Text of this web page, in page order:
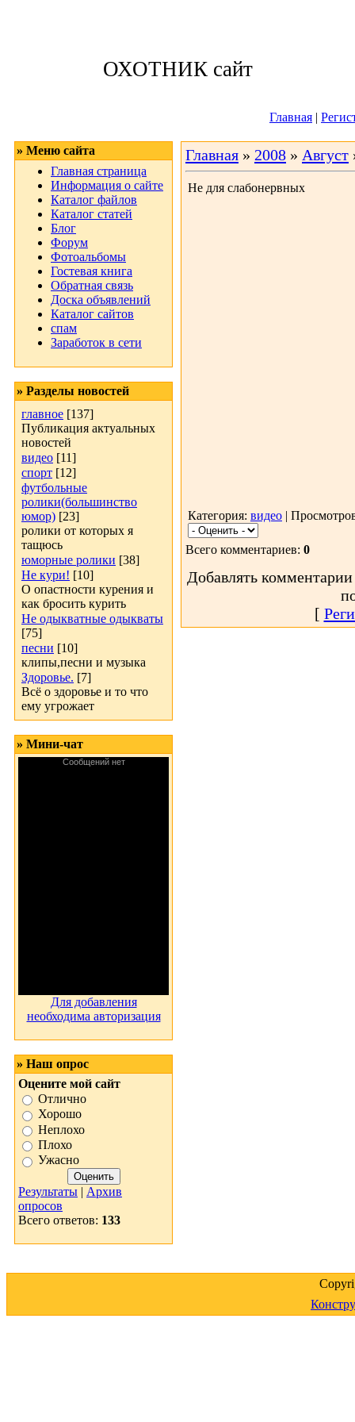
ОХОТНИК сайт
Главная |
» Меню сайта
Главная страница
Информация о сайте
Каталог файлов
Каталог статей
Блог
Форум
Фотоальбомы
Гостевая книга
Обратная связь
Доска объявлений
Каталог сайтов
спам
Заработок в сети
» Разделы новостей
главное [137]
Публикация актуальных
новостей
видео [11]
спорт [12]
футбольные
ролики(большинство
юмор) [23]
ролики от которых я
тащюсь
юморные ролики [38]
Не кури! [10]
О опастности курения и
как бросить курить
Не одыкватные одыкваты
[75]
песни [10]
клипы,песни и музыка
Здоровье. [7]
Всё о здоровье и то что
ему угрожает
» Мини-чат
Для добавления
необходима авторизация
» Наш опрос
Оцените мой сайт
Отлично
Хорошо
Неплохо
Плохо
Ужасно
Результаты | Архив
опросов
Всего ответов: 133
Главная » 2008 » Август
Не для слабонервных
Категория: видео |
Всего комментариев: 0
Добавлять
[